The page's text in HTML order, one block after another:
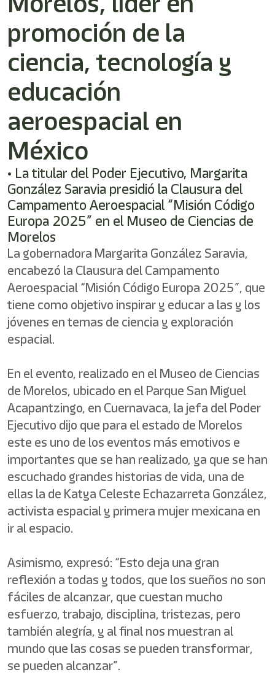
promoción de la
ciencia, tecnología y
educación
aeroespacial en
México
• La titular del Poder Ejecutivo, Margarita
González Saravia presidió la Clausura del
Campamento Aeroespacial “Misión Código
Europa 2025” en el Museo de Ciencias de
Morelos
La gobernadora Margarita González Saravia,
encabezó la Clausura del Campamento
Aeroespacial “Misión Código Europa 2025”, que
tiene como objetivo inspirar y educar a las y los
jóvenes en temas de ciencia y exploración
espacial.
En el evento, realizado en el Museo de Ciencias
de Morelos, ubicado en el Parque San Miguel
Acapantzingo, en Cuernavaca, la jefa del Poder
Ejecutivo dijo que para el estado de Morelos
este es uno de los eventos más emotivos e
importantes que se han realizado, ya que se han
escuchado grandes historias de vida, una de
ellas la de Katya Celeste Echazarreta González,
activista espacial y primera mujer mexicana en
ir al espacio.
Asimismo, expresó: “Esto deja una gran
reflexión a todas y todos, que los sueños no son
fáciles de alcanzar, que cuestan mucho
esfuerzo, trabajo, disciplina, tristezas, pero
también alegría, y al final nos muestran al
mundo que las cosas se pueden transformar,
se pueden alcanzar”.